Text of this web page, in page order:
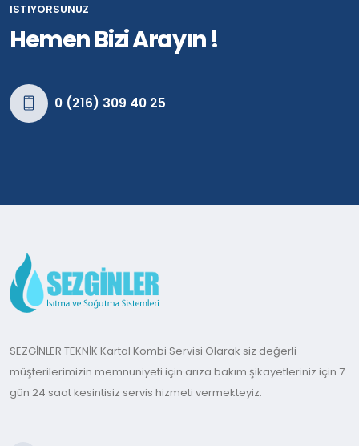
ISTIYORSUNUZ
Hemen Bizi Arayın !
0 (216) 309 40 25
SEZGİNLER TEKNİK Kartal Kombi Servisi Olarak siz değerli
müşterilerimizin memnuniyeti için arıza bakım şikayetleriniz için 7
gün 24 saat kesintisiz servis hizmeti vermekteyiz.